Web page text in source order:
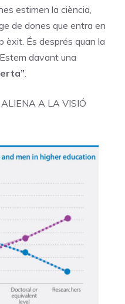
estimen la ciència,
de dones que entra en
èxit. És després quan la
davant una
A LA VISIÓ